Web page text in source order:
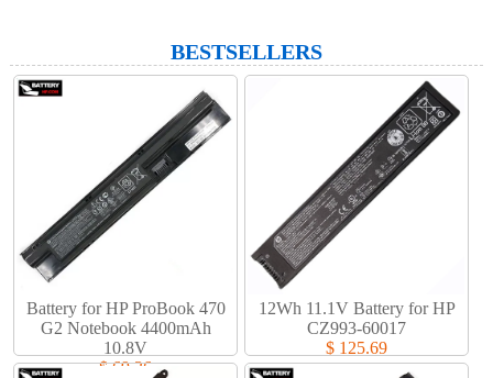
BESTSELLERS
Battery for HP ProBook 470
G2 Notebook 4400mAh
10.8V
$ 69.36
12Wh 11.1V Battery for HP
CZ993-60017
$ 125.69